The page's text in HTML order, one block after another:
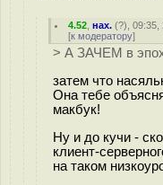
4.52 ,нах. (?), 09:35,
[к модератору]
> А ЗАЧЕМ в
затем что
Она тебе
макбук!
Ну и до кучи -
клиент-
на таком